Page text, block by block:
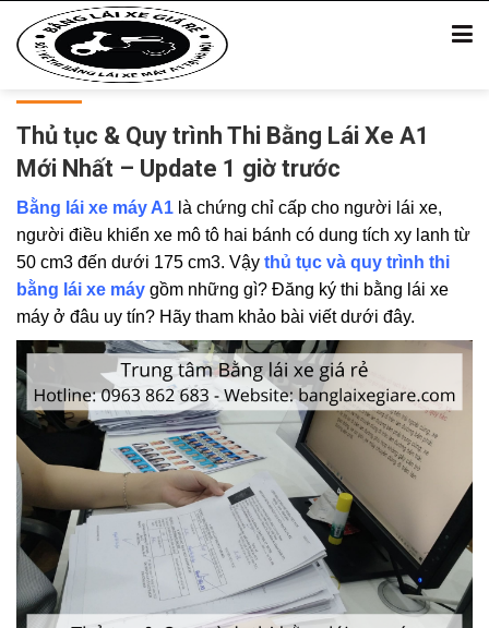
Thủ tục & Quy trình Thi Bằng Lái Xe A1
Mới Nhất – Update 1 giờ trước
Bằng lái xe máy A1 là chứng chỉ cấp cho người lái xe,
người điều khiển xe mô tô hai bánh có dung tích xy lanh từ
50 cm3 đến dưới 175 cm3. Vậy thủ tục và quy trình thi
bằng lái xe máy gồm những gì? Đăng ký thi bằng lái xe
máy ở đâu uy tín? Hãy tham khảo bài viết dưới đây.